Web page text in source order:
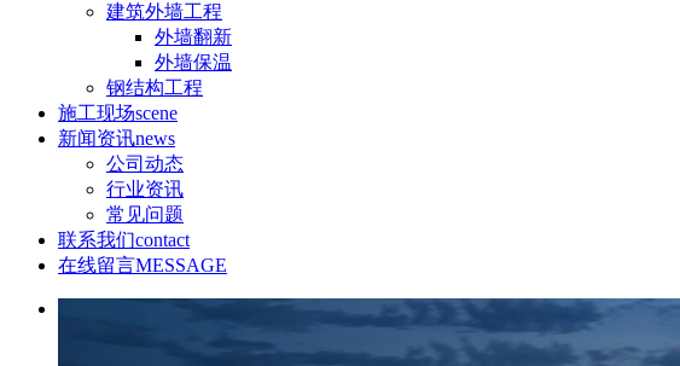
建筑外墙工程
外墙翻新
外墙保温
钢结构工程
施工现场scene
新闻资讯news
公司动态
行业资讯
常见问题
联系我们contact
在线留言MESSAGE